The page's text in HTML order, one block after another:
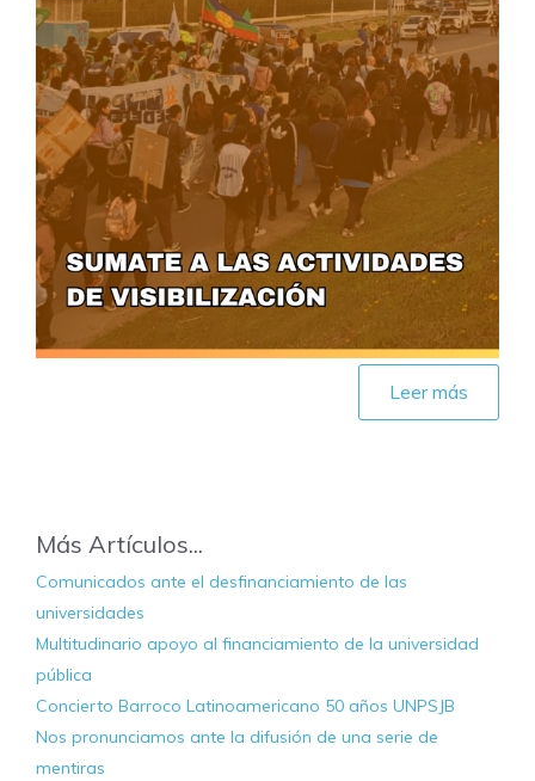
Leer más
Más Artículos...
Comunicados ante el desfinanciamiento de las
universidades
Multitudinario apoyo al financiamiento de la universidad
pública
Concierto Barroco Latinoamericano 50 años UNPSJB
Nos pronunciamos ante la difusión de una serie de
mentiras